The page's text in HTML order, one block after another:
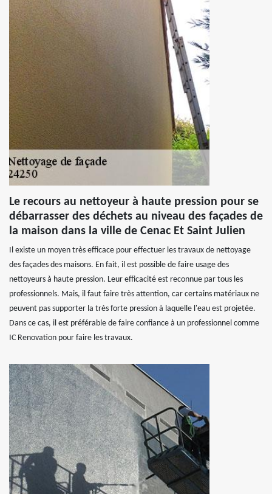
Le recours au nettoyeur à haute pression pour se
débarrasser des déchets au niveau des façades de
la maison dans la ville de Cenac Et Saint Julien
Il existe un moyen très efficace pour effectuer les travaux de nettoyage
des façades des maisons. En fait, il est possible de faire usage des
nettoyeurs à haute pression. Leur efficacité est reconnue par tous les
professionnels. Mais, il faut faire très attention, car certains matériaux ne
peuvent pas supporter la très forte pression à laquelle l'eau est projetée.
Dans ce cas, il est préférable de faire confiance à un professionnel comme
IC Renovation pour faire les travaux.